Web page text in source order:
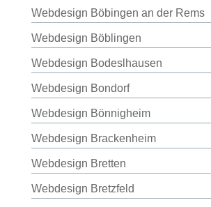
Webdesign Böbingen an der Rems
Webdesign Böblingen
Webdesign Bodeslhausen
Webdesign Bondorf
Webdesign Bönnigheim
Webdesign Brackenheim
Webdesign Bretten
Webdesign Bretzfeld